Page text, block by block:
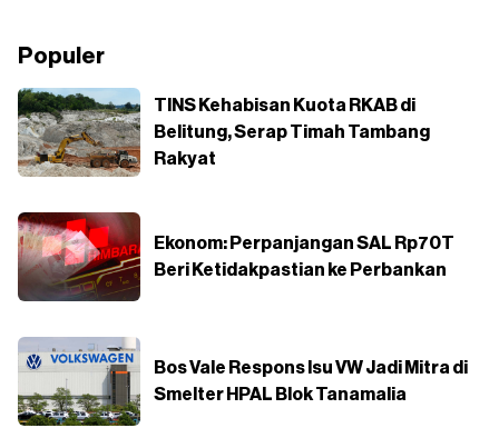
Populer
TINS Kehabisan Kuota RKAB di
Belitung, Serap Timah Tambang
Rakyat
Ekonom: Perpanjangan SAL Rp70T
Beri Ketidakpastian ke Perbankan
Bos Vale Respons Isu VW Jadi Mitra di
Smelter HPAL Blok Tanamalia